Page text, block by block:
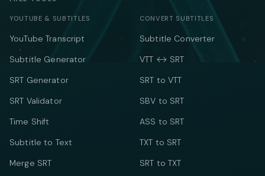
YOUTUBE & SUBTITLES
YouTube Transcript
Subtitle Generator
SRT Generator
SRT Validator
Time Shift
Subtitle to Text
Merge SRT
CONVERT SUBTITLES
Subtitle Converter
VTT ↔ SRT
SRT to VTT
SBV to SRT
ASS to SRT
TXT to SRT
SRT to TXT